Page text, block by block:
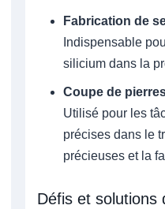
Fabrication de
Indispensable
silicium dans la
Coupe de
Utilisé pour les
précises dans le
précieuses et la
Défis et solutions